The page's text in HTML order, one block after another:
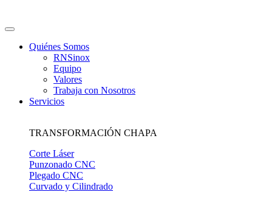
Quiénes Somos
RNSinox
Equipo
Valores
Trabaja con Nosotros
Servicios
TRANSFORMACIÓN CHAPA
Corte Láser
Punzonado CNC
Plegado CNC
Curvado y Cilindrado